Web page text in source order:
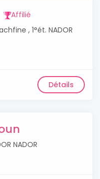
Affilié
, 1°ét. NADOR
Détails
NADOR